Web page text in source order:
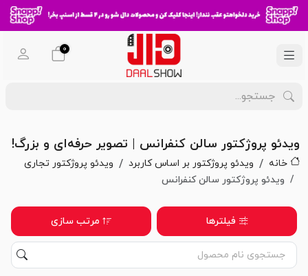
0
ویدئو پروژکتور سالن کنفرانس | تصویر حرفه‌ای و بزرگ!
خانه ویدئو پروژکتور بر اساس کاربرد
ویدئو پروژکتور تجاری
ویدئو پروژکتور سالن کنفرانس
فیلترها مرتب سازی